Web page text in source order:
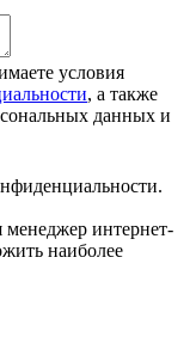
условия
, а также
данных и
интернет-
наиболее